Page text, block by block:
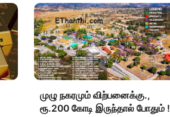
முழு நகரமும் விற்பனைக்கு.,
ரூ.200 கோடி இருந்தால் போதும் !